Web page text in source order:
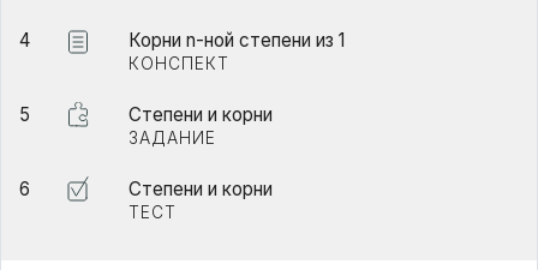
4 Корни n-ной степени из 1
КОНСПЕКТ
5 Степени и корни
ЗАДАНИЕ
6 Степени и корни
ТЕСТ